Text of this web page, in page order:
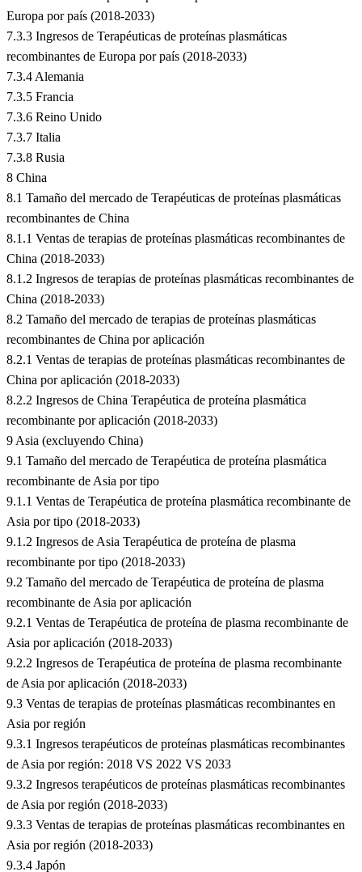
Europa por país (2018-2033)
7.3.3 Ingresos de Terapéuticas de proteínas plasmáticas
recombinantes de Europa por país (2018-2033)
7.3.4 Alemania
7.3.5 Francia
7.3.6 Reino Unido
7.3.7 Italia
7.3.8 Rusia
8 China
8.1 Tamaño del mercado de Terapéuticas de proteínas plasmáticas
recombinantes de China
8.1.1 Ventas de terapias de proteínas plasmáticas recombinantes de
China (2018-2033)
8.1.2 Ingresos de terapias de proteínas plasmáticas recombinantes de
China (2018-2033)
8.2 Tamaño del mercado de terapias de proteínas plasmáticas
recombinantes de China por aplicación
8.2.1 Ventas de terapias de proteínas plasmáticas recombinantes de
China por aplicación (2018-2033)
8.2.2 Ingresos de China Terapéutica de proteína plasmática
recombinante por aplicación (2018-2033)
9 Asia (excluyendo China)
9.1 Tamaño del mercado de Terapéutica de proteína plasmática
recombinante de Asia por tipo
9.1.1 Ventas de Terapéutica de proteína plasmática recombinante de
Asia por tipo (2018-2033)
9.1.2 Ingresos de Asia Terapéutica de proteína de plasma
recombinante por tipo (2018-2033)
9.2 Tamaño del mercado de Terapéutica de proteína de plasma
recombinante de Asia por aplicación
9.2.1 Ventas de Terapéutica de proteína de plasma recombinante de
Asia por aplicación (2018-2033)
9.2.2 Ingresos de Terapéutica de proteína de plasma recombinante
de Asia por aplicación (2018-2033)
9.3 Ventas de terapias de proteínas plasmáticas recombinantes en
Asia por región
9.3.1 Ingresos terapéuticos de proteínas plasmáticas recombinantes
de Asia por región: 2018 VS 2022 VS 2033
9.3.2 Ingresos terapéuticos de proteínas plasmáticas recombinantes
de Asia por región (2018-2033)
9.3.3 Ventas de terapias de proteínas plasmáticas recombinantes en
Asia por región (2018-2033)
9.3.4 Japón